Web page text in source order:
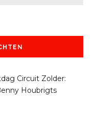
Circuit Zolder:
Houbrigts